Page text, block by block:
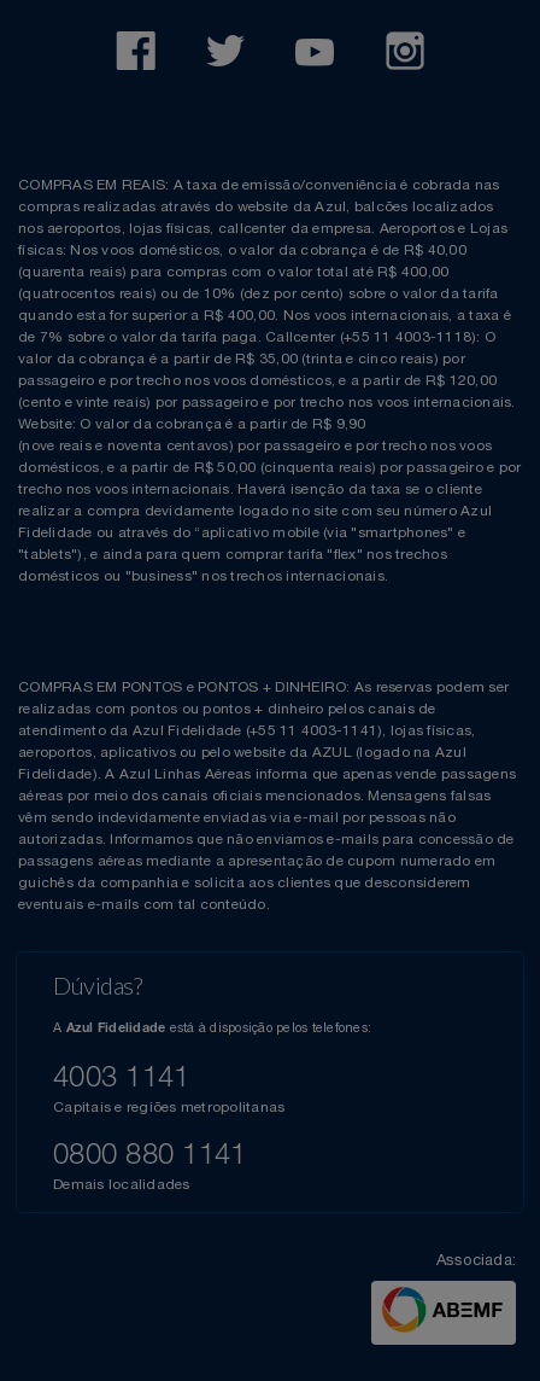
COMPRAS EM REAIS: A taxa de emissão/conveniência é cobrada nas
compras realizadas através do website da Azul, balcões localizados
nos aeroportos, lojas físicas, callcenter da empresa. Aeroportos e Lojas
físicas: Nos voos domésticos, o valor da cobrança é de R$ 40,00
(quarenta reais) para compras com o valor total até R$ 400,00
(quatrocentos reais) ou de 10% (dez por cento) sobre o valor da tarifa
quando esta for superior a R$ 400,00. Nos voos internacionais, a taxa é
de 7% sobre o valor da tarifa paga. Callcenter (+55 11 4003-1118): O
valor da cobrança é a partir de R$ 35,00 (trinta e cinco reais) por
passageiro e por trecho nos voos domésticos, e a partir de R$ 120,00
(cento e vinte reais) por passageiro e por trecho nos voos internacionais.
Website: O valor da cobrança é a partir de R$ 9,90
(nove reais e noventa centavos) por passageiro e por trecho nos voos
domésticos, e a partir de R$ 50,00 (cinquenta reais) por passageiro e por
trecho nos voos internacionais. Haverá isenção da taxa se o cliente
realizar a compra devidamente logado no site com seu número Azul
Fidelidade ou através do “aplicativo mobile (via "smartphones" e
"tablets"), e ainda para quem comprar tarifa "flex" nos trechos
domésticos ou "business" nos trechos internacionais.
COMPRAS EM PONTOS e PONTOS + DINHEIRO: As reservas podem ser
realizadas com pontos ou pontos + dinheiro pelos canais de
atendimento da Azul Fidelidade (+55 11 4003-1141), lojas físicas,
aeroportos, aplicativos ou pelo website da AZUL (logado na Azul
Fidelidade). A Azul Linhas Aéreas informa que apenas vende passagens
aéreas por meio dos canais oficiais mencionados. Mensagens falsas
vêm sendo indevidamente enviadas via e-mail por pessoas não
autorizadas. Informamos que não enviamos e-mails para concessão de
passagens aéreas mediante a apresentação de cupom numerado em
guichês da companhia e solicita aos clientes que desconsiderem
eventuais e-mails com tal conteúdo.
Dúvidas?
A Azul Fidelidade está à disposição pelos telefones:
4003 1141
Capitais e regiões metropolitanas
0800 880 1141
Demais localidades
Associada: